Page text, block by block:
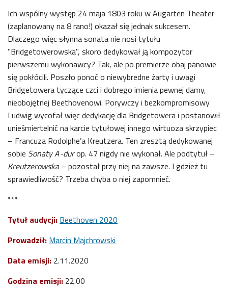
Ich wspólny występ 24 maja 1803 roku w Augarten Theater
(zaplanowany na 8 rano!) okazał się jednak sukcesem.
Dlaczego więc słynna sonata nie nosi tytułu
"Bridgetowerowska", skoro dedykował ją kompozytor
pierwszemu wykonawcy? Tak, ale po premierze obaj panowie
się pokłócili. Poszło ponoć o niewybredne żarty i uwagi
Bridgetowera tyczące czci i dobrego imienia pewnej damy,
nieobojętnej Beethovenowi. Porywczy i bezkompromisowy
Ludwig wycofał więc dedykację dla Bridgetowera i postanowił
unieśmiertelnić na karcie tytułowej innego wirtuoza skrzypiec
– Francuza Rodolphe’a Kreutzera. Ten zresztą dedykowanej
sobie Sonaty A-durop. 47 nigdy nie wykonał. Ale podtytuł –
Kreutzerowska– pozostał przy niej na zawsze. I gdzież tu
sprawiedliwość? Trzeba chyba o niej zapomnieć.
***
Tytuł audycji: Beethoven 2020
Prowadził: Marcin Majchrowski
Data emisji: 2.11.2020
Godzina emisji: 22.00